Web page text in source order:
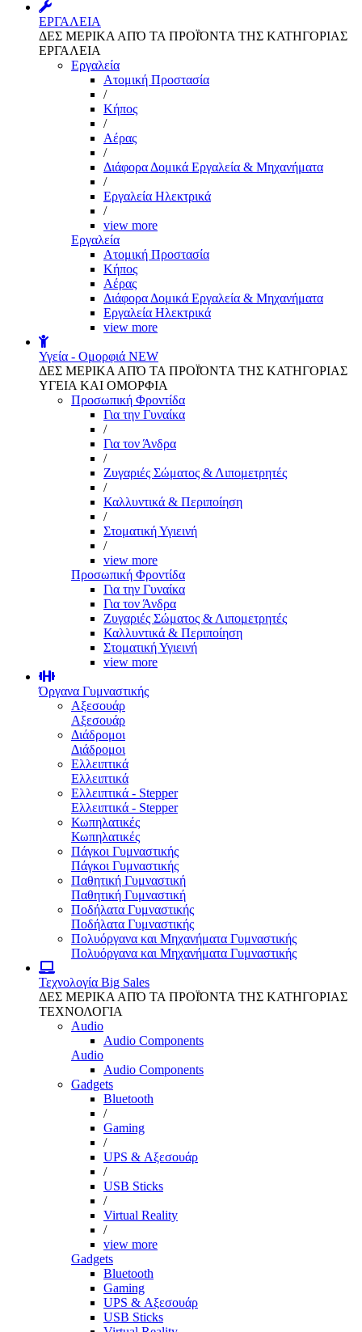
ΕΡΓΑΛΕΙΑ
ΔΕΣ ΜΕΡΙΚΑ ΑΠΌ ΤΑ ΠΡΟΪΌΝΤΑ ΤΗΣ ΚΑΤΗΓΟΡΙΑΣ
ΕΡΓΑΛΕΙΑ
Εργαλεία
Aτομική Προστασία
/
Kήπος
/
Αέρας
/
Διάφορα Δομικά Εργαλεία & Μηχανήματα
/
Εργαλεία Ηλεκτρικά
/
view more
Εργαλεία
Aτομική Προστασία
Kήπος
Αέρας
Διάφορα Δομικά Εργαλεία & Μηχανήματα
Εργαλεία Ηλεκτρικά
view more
Υγεία - Ομορφιά NEW
ΔΕΣ ΜΕΡΙΚΑ ΑΠΌ ΤΑ ΠΡΟΪΌΝΤΑ ΤΗΣ ΚΑΤΗΓΟΡΙΑΣ
ΥΓΕΙΑ ΚΑΙ ΟΜΟΡΦΙΑ
Προσωπική Φροντίδα
Για την Γυναίκα
/
Για τον Άνδρα
/
Ζυγαριές Σώματος & Λιπομετρητές
/
Καλλυντικά & Περιποίηση
/
Στοματική Υγιεινή
/
view more
Προσωπική Φροντίδα
Για την Γυναίκα
Για τον Άνδρα
Ζυγαριές Σώματος & Λιπομετρητές
Καλλυντικά & Περιποίηση
Στοματική Υγιεινή
view more
Όργανα Γυμναστικής
Αξεσουάρ
Αξεσουάρ
Διάδρομοι
Διάδρομοι
Ελλειπτικά
Ελλειπτικά
Ελλειπτικά - Stepper
Ελλειπτικά - Stepper
Κωπηλατικές
Κωπηλατικές
Πάγκοι Γυμναστικής
Πάγκοι Γυμναστικής
Παθητική Γυμναστική
Παθητική Γυμναστική
Ποδήλατα Γυμναστικής
Ποδήλατα Γυμναστικής
Πολυόργανα και Μηχανήματα Γυμναστικής
Πολυόργανα και Μηχανήματα Γυμναστικής
Τεχνολογία Big Sales
ΔΕΣ ΜΕΡΙΚΑ ΑΠΌ ΤΑ ΠΡΟΪΌΝΤΑ ΤΗΣ ΚΑΤΗΓΟΡΙΑΣ
ΤΕΧΝΟΛΟΓΙΑ
Audio
Audio Components
Audio
Audio Components
Gadgets
Bluetooth
/
Gaming
/
UPS & Αξεσουάρ
/
USB Sticks
/
Virtual Reality
/
view more
Gadgets
Bluetooth
Gaming
UPS & Αξεσουάρ
USB Sticks